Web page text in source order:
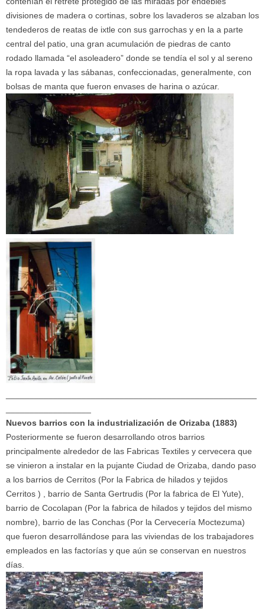
divisiones de madera o cortinas, sobre los lavaderos se alzaban los
tendederos de reatas de ixtle con sus garrochas y en la a parte
central del patio, una gran acumulación de piedras de canto
rodado llamada “el asoleadero” donde se tendía el sol y al sereno
la ropa lavada y las sábanas, confeccionadas, generalmente, con
bolsas de manta que fueron envases de harina o azúcar.
Nuevos barrios con la industrialización de Orizaba (1883)
Posteriormente se fueron desarrollando otros barrios
principalmente alrededor de las Fabricas Textiles y cervecera que
se vinieron a instalar en la pujante Ciudad de Orizaba, dando paso
a los barrios de Cerritos (Por la Fabrica de hilados y tejidos
Cerritos ) , barrio de Santa Gertrudis (Por la fabrica de El Yute),
barrio de Cocolapan (Por la fabrica de hilados y tejidos del mismo
nombre), barrio de las Conchas (Por la Cervecería Moctezuma)
que fueron desarrollándose para las viviendas de los trabajadores
empleados en las factorías y que aún se conservan en nuestros
días.